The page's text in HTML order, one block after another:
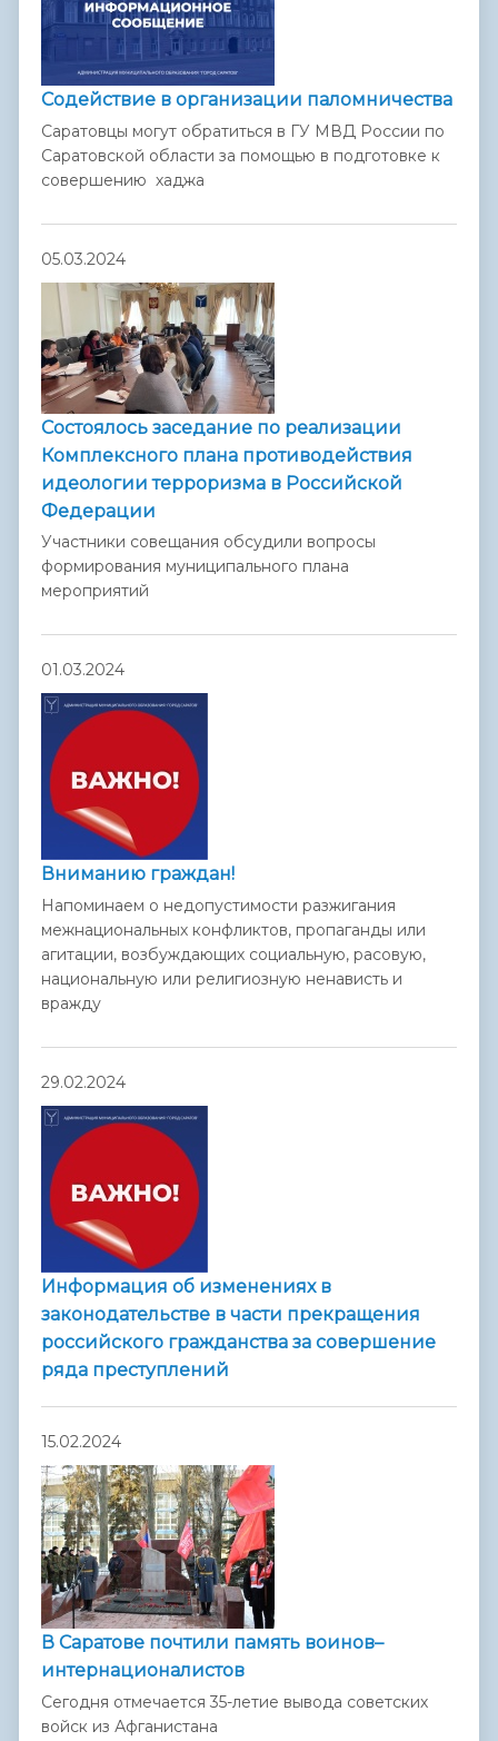
Содействие в организации паломничества
Саратовцы могут обратиться в ГУ МВД России по
Саратовской области за помощью в подготовке к
совершению хаджа
05.03.2024
Состоялось заседание по реализации
Комплексного плана противодействия
идеологии терроризма в Российской
Федерации
Участники совещания обсудили вопросы
формирования муниципального плана
мероприятий
01.03.2024
Вниманию граждан!
Напоминаем о недопустимости разжигания
межнациональных конфликтов, пропаганды или
агитации, возбуждающих социальную, расовую,
национальную или религиозную ненависть и
вражду
29.02.2024
Информация об изменениях в
законодательстве в части прекращения
российского гражданства за совершение
ряда преступлений
15.02.2024
В Саратове почтили память воинов–
интернационалистов
Сегодня отмечается 35-летие вывода советских
войск из Афганистана